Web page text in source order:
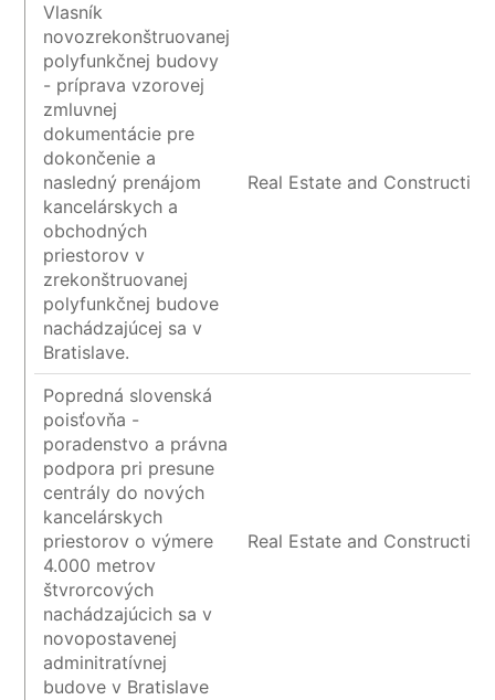
Vlasník
novozrekonštruovanej
polyfunkčnej budovy
- príprava vzorovej
zmluvnej
dokumentácie pre
dokončenie a
nasledný prenájom
kancelárskych a
obchodných
priestorov v
zrekonštruovanej
polyfunkčnej budove
nachádzajúcej sa v
Bratislave.
Real Estate and Construction
Popredná slovenská
poisťovňa -
poradenstvo a právna
podpora pri presune
centrály do nových
kancelárskych
priestorov o výmere
4.000 metrov
štvrorcových
nachádzajúcich sa v
novopostavenej
adminitratívnej
budove v Bratislave
Real Estate and Construction